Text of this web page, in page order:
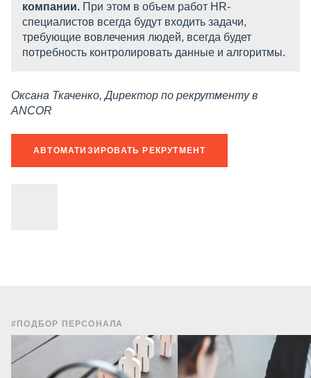
компании. При этом в объем работ HR-
специалистов всегда будут входить задачи,
требующие вовлечения людей, всегда будет
потребность контролировать данные и алгоритмы.
Оксана Ткаченко, Директор по рекрутменту в
ANCOR
АВТОМАТИЗИРОВАТЬ РЕКРУТМЕНТ
#ПОДБОР ПЕРСОНАЛА